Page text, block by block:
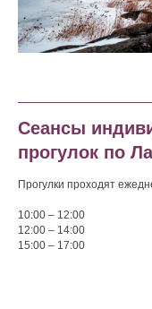
Сеансы
прогулок по
Прогулки проходят
10:00 – 12:00
12:00 – 14:00
15:00 – 17:00